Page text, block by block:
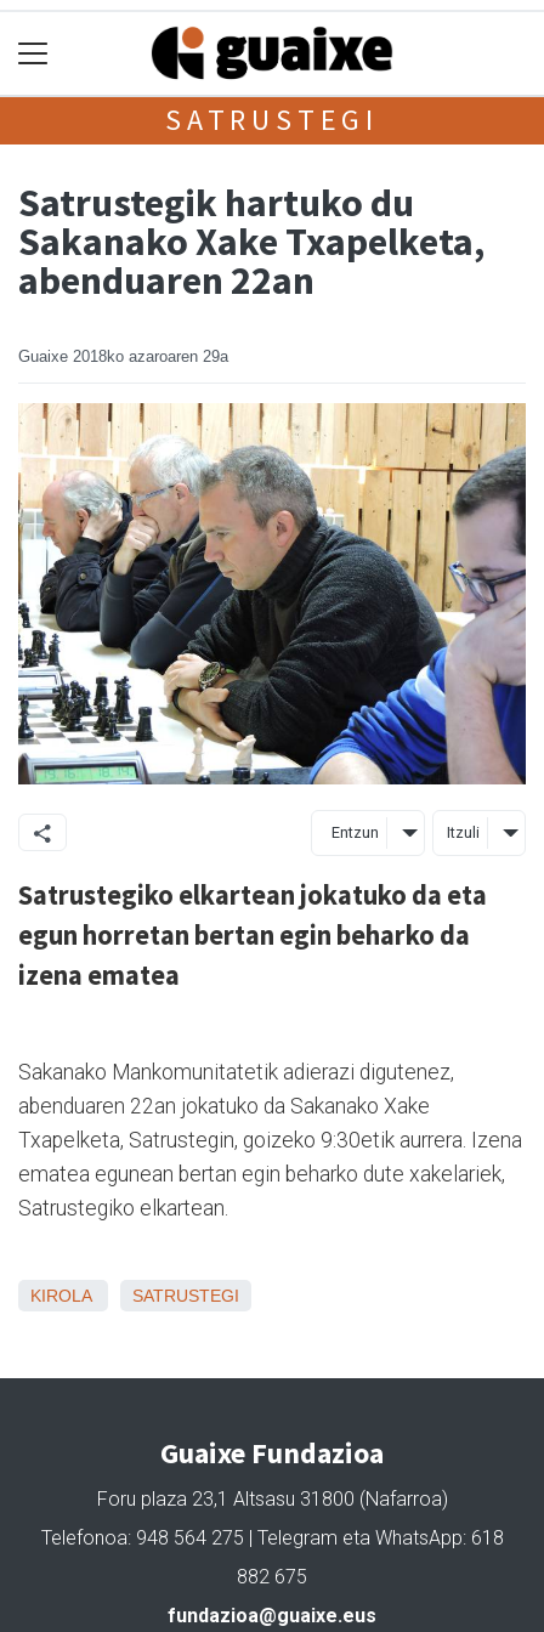
SATRUSTEGI
Satrustegik hartuko du
Sakanako Xake Txapelketa,
abenduaren 22an
Guaixe 2018ko azaroaren 29a
Entzun Itzuli
Satrustegiko elkartean jokatuko da eta
egun horretan bertan egin beharko da
izena ematea
Sakanako Mankomunitatetik adierazi digutenez,
abenduaren 22an jokatuko da Sakanako Xake
Txapelketa, Satrustegin, goizeko 9:30etik aurrera. Izena
ematea egunean bertan egin beharko dute xakelariek,
Satrustegiko elkartean.
KIROLA SATRUSTEGI
Guaixe Fundazioa
Foru plaza 23,1 Altsasu 31800 (Nafarroa)
Telefonoa: 948 564 275 | Telegram eta WhatsApp: 618
882 675
fundazioa@guaixe.eus